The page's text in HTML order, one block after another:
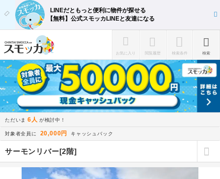
LINEだともっと便利に物件が探せる
【無料】公式スモッカLINEと友達になる
お気に入り 閲覧履歴 検索条件 検索
ただいま 6人 が検討中！
対象者全員に 20,000円 キャッシュバック
サーモンリバー[2階]